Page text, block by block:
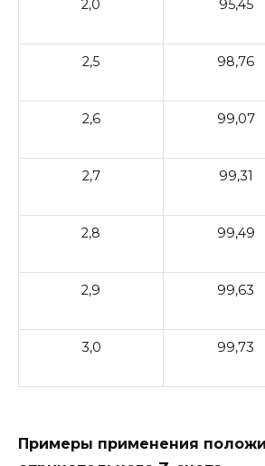
2,0 95,45
2,5 98,76
2,6 99,07
2,7 99,31
2,8 99,49
2,9 99,63
3,0 99,73
Примеры применения